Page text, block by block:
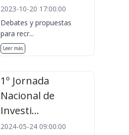
2023-10-20 17:00:00
Debates y propuestas
para recr...
Leer más
1º Jornada
Nacional de
Investi...
2024-05-24 09:00:00